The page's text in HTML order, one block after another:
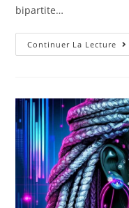
bipartite…
Continuer La Lecture No
Et